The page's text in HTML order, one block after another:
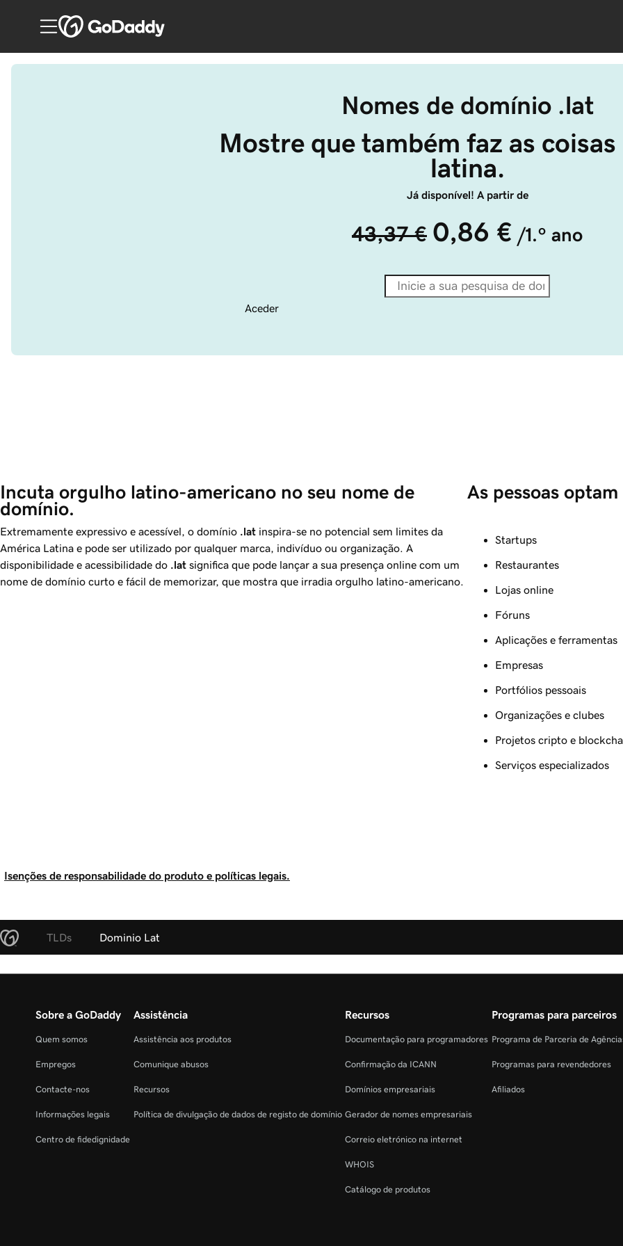
Nomes de domínio .lat
Mostre que também faz as
latina.
Já disponível! A partir de
43,37 € 0,86 € /1.º ano
Aceder
Incuta orgulho latino-americano no seu nome de
domínio.
Extremamente expressivo e acessível, o domínio .lat inspira-se no potencial sem limites da
América Latina e pode ser utilizado por qualquer marca, indivíduo ou organização. A
disponibilidade e acessibilidade do .lat significa que pode lançar a sua presença online com um
nome de domínio curto e fácil de memorizar, que mostra que irradia orgulho latino-americano.
As pessoas
Startups
Restaurantes
Lojas online
Fóruns
Aplicações e ferramentas
Empresas
Portfólios pessoais
Organizações e clubes
Projetos cripto e
Serviços especializados
Isenções de responsabilidade do produto e políticas legais.
TLDs Dominio Lat
Sobre a GoDaddy
Quem somos
Empregos
Contacte-nos
Informações legais
Centro de fidedignidade
Assistência
Assistência aos produtos
Comunique abusos
Recursos
Política de divulgação de dados de registo de domínio
Recursos
Documentação para programadores
Confirmação da ICANN
Domínios empresariais
Gerador de nomes empresariais
Correio eletrónico na internet
WHOIS
Catálogo de produtos
Programas para parceiros
Programa de Parceria de
Programas para revendedores
Afiliados